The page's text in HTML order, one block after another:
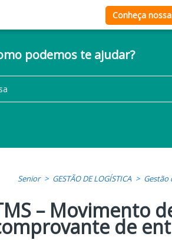
Conheça
podemos te ajudar?
Senior GESTÃO DE LOGÍSTICA Gestão
– Movimento
de